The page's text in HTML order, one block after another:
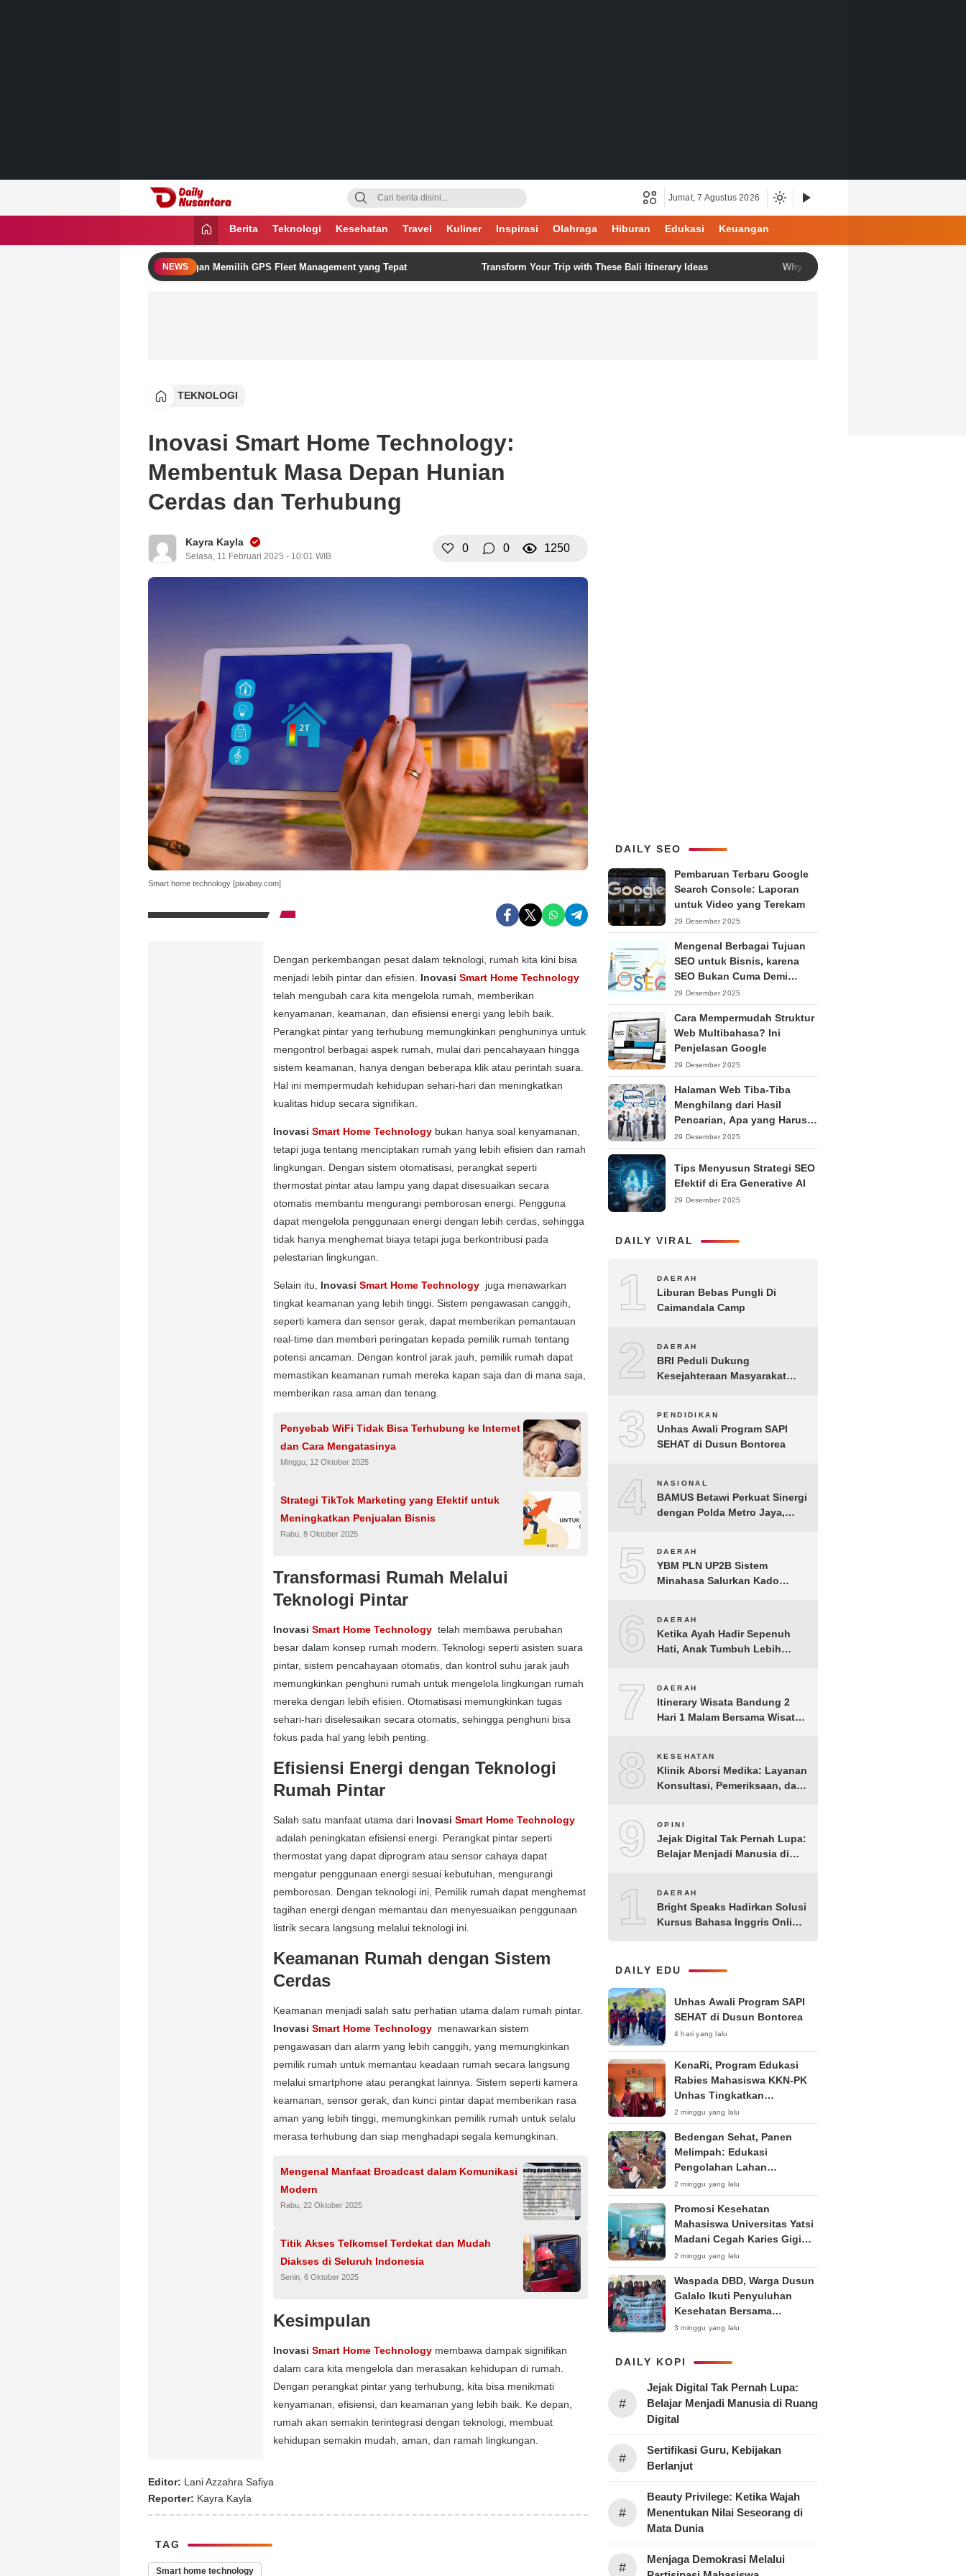
Daily Nusantara
Menyajikan Fakta, Menginspirasi Bangsa
Jumat, 7 Agustus 2026
Berita Teknologi Kesehatan Travel Kuliner Inspirasi Olahraga Hiburan Edukasi Keuangan
NEWS
Omzet Bisnis Logistik dengan Memilih GPS Fleet Management yang Tepat Transform Your Trip with These Bali Itinerary Ideas Why North Bali Is Becoming the Favorite
TEKNOLOGI
Inovasi Smart Home Technology:
Membentuk Masa Depan Hunian
Cerdas dan Terhubung
Kayra Kayla
Selasa, 11 Februari 2025 - 10:01 WIB
0 0 1250
Smart home technology [pixabay.com]
Dengan perkembangan pesat dalam teknologi, rumah kita kini bisa
menjadi lebih pintar dan efisien. Inovasi Smart Home Technology
telah mengubah cara kita mengelola rumah, memberikan
kenyamanan, keamanan, dan efisiensi energi yang lebih baik.
Perangkat pintar yang terhubung memungkinkan penghuninya untuk
mengontrol berbagai aspek rumah, mulai dari pencahayaan hingga
sistem keamanan, hanya dengan beberapa klik atau perintah suara.
Hal ini mempermudah kehidupan sehari-hari dan meningkatkan
kualitas hidup secara signifikan.
Inovasi Smart Home Technology bukan hanya soal kenyamanan,
tetapi juga tentang menciptakan rumah yang lebih efisien dan ramah
lingkungan. Dengan sistem otomatisasi, perangkat seperti
thermostat pintar atau lampu yang dapat disesuaikan secara
otomatis membantu mengurangi pemborosan energi. Pengguna
dapat mengelola penggunaan energi dengan lebih cerdas, sehingga
tidak hanya menghemat biaya tetapi juga berkontribusi pada
pelestarian lingkungan.
Selain itu, Inovasi Smart Home Technology juga menawarkan
tingkat keamanan yang lebih tinggi. Sistem pengawasan canggih,
seperti kamera dan sensor gerak, dapat memberikan pemantauan
real-time dan memberi peringatan kepada pemilik rumah tentang
potensi ancaman. Dengan kontrol jarak jauh, pemilik rumah dapat
memastikan keamanan rumah mereka kapan saja dan di mana saja,
memberikan rasa aman dan tenang.
Penyebab WiFi Tidak Bisa Terhubung ke Internet
dan Cara Mengatasinya
Minggu, 12 Oktober 2025
Strategi TikTok Marketing yang Efektif untuk
Meningkatkan Penjualan Bisnis
Rabu, 8 Oktober 2025
Transformasi Rumah Melalui
Teknologi Pintar
Inovasi Smart Home Technology telah membawa perubahan
besar dalam konsep rumah modern. Teknologi seperti asisten suara
pintar, sistem pencahayaan otomatis, dan kontrol suhu jarak jauh
memungkinkan penghuni rumah untuk mengelola lingkungan rumah
mereka dengan lebih efisien. Otomatisasi memungkinkan tugas
sehari-hari diselesaikan secara otomatis, sehingga penghuni bisa
fokus pada hal yang lebih penting.
Efisiensi Energi dengan Teknologi
Rumah Pintar
Salah satu manfaat utama dari Inovasi Smart Home Technology
adalah peningkatan efisiensi energi. Perangkat pintar seperti
thermostat yang dapat diprogram atau sensor cahaya dapat
mengatur penggunaan energi sesuai kebutuhan, mengurangi
pemborosan. Dengan teknologi ini, Pemilik rumah dapat menghemat
tagihan energi dengan memantau dan menyesuaikan penggunaan
listrik secara langsung melalui teknologi ini.
Keamanan Rumah dengan Sistem
Cerdas
Keamanan menjadi salah satu perhatian utama dalam rumah pintar.
Inovasi Smart Home Technology menawarkan sistem
pengawasan dan alarm yang lebih canggih, yang memungkinkan
pemilik rumah untuk memantau keadaan rumah secara langsung
melalui smartphone atau perangkat lainnya. Sistem seperti kamera
keamanan, sensor gerak, dan kunci pintar dapat memberikan rasa
aman yang lebih tinggi, memungkinkan pemilik rumah untuk selalu
merasa terhubung dan siap menghadapi segala kemungkinan.
Mengenal Manfaat Broadcast dalam Komunikasi
Modern
Rabu, 22 Oktober 2025
Titik Akses Telkomsel Terdekat dan Mudah
Diakses di Seluruh Indonesia
Senin, 6 Oktober 2025
Kesimpulan
Inovasi Smart Home Technology membawa dampak signifikan
dalam cara kita mengelola dan merasakan kehidupan di rumah.
Dengan perangkat pintar yang terhubung, kita bisa menikmati
kenyamanan, efisiensi, dan keamanan yang lebih baik. Ke depan,
rumah akan semakin terintegrasi dengan teknologi, membuat
kehidupan semakin mudah, aman, dan ramah lingkungan.
Editor: Lani Azzahra Safiya
Reporter: Kayra Kayla
TAG
Smart home technology
DAILY SEO
Pembaruan Terbaru Google
Search Console: Laporan
untuk Video yang Terekam
29 Desember 2025
Mengenal Berbagai Tujuan
SEO untuk Bisnis, karena
SEO Bukan Cuma Demi
Ranking
29 Desember 2025
Cara Mempermudah Struktur
Web Multibahasa? Ini
Penjelasan Google
29 Desember 2025
Halaman Web Tiba-Tiba
Menghilang dari Hasil
Pencarian, Apa yang Harus
Dilakukan?
29 Desember 2025
Tips Menyusun Strategi SEO
Efektif di Era Generative AI
29 Desember 2025
DAILY VIRAL
1 DAERAH
Liburan Bebas Pungli Di
Caimandala Camp
2 DAERAH
BRI Peduli Dukung
Kesejahteraan Masyarakat
3 PENDIDIKAN
Unhas Awali Program SAPI
SEHAT di Dusun Bontorea
4 NASIONAL
BAMUS Betawi Perkuat Sinergi
dengan Polda Metro Jaya,
Kondusif Jelang HUT ke-81
Republik Indonesia
5 DAERAH
YBM PLN UP2B Sistem
Minahasa Salurkan Kado
Tomohon
6 DAERAH
Ketika Ayah Hadir Sepenuh
Hati, Anak Tumbuh Lebih
7 DAERAH
Itinerary Wisata Bandung 2
Hari 1 Malam Bersama Wisata
8 KESEHATAN
Klinik Aborsi Medika: Layanan
Konsultasi, Pemeriksaan, dan
9 OPINI
Jejak Digital Tak Pernah Lupa:
Belajar Menjadi Manusia di
10DAERAH
Bright Speaks Hadirkan Solusi
Kursus Bahasa Inggris Online
Bicara
DAILY EDU
Unhas Awali Program SAPI
SEHAT di Dusun Bontorea
4 hari yang lalu
KenaRi, Program Edukasi
Rabies Mahasiswa KKN-PK
Unhas Tingkatkan
Kesadaran Siswa SD Negeri 4
Maccorawalie
2 minggu yang lalu
Bedengan Sehat, Panen
Melimpah: Edukasi
Pengolahan Lahan
Bedengan Organik bagi KWT
dan Ibu PKK RT 04 RW 01
Kelurahan Pakintelan
2 minggu yang lalu
Promosi Kesehatan
Mahasiswa Universitas Yatsi
Madani Cegah Karies Gigi
Anak
2 minggu yang lalu
Waspada DBD, Warga Dusun
Galalo Ikuti Penyuluhan
Kesehatan Bersama
Mahasiswa Pemberdayaan
Surabaya 2026
3 minggu yang lalu
DAILY KOPI
#
Jejak Digital Tak Pernah Lupa:
Belajar Menjadi Manusia di Ruang
Digital
#
Sertifikasi Guru, Kebijakan
Berlanjut
#
Beauty Privilege: Ketika Wajah
Menentukan Nilai Seseorang di
Mata Dunia
#
Menjaga Demokrasi Melalui